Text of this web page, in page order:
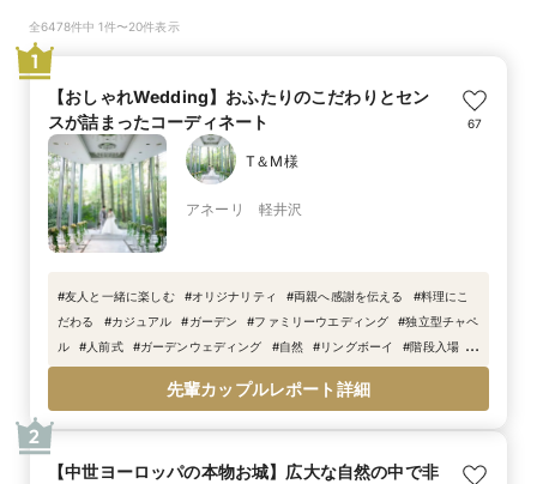
全6478件中 1件〜20件表示
1
【おしゃれWedding】おふたりのこだわりとセン
スが詰まったコーディネート
67
T＆M様
アネーリ 軽井沢
#友人と一緒に楽しむ #オリジナリティ #両親へ感謝を伝える #料理にこ
だわる
#カジュアル #ガーデン #ファミリーウエディング #独立型チャペ
ル
#人前式 #ガーデンウェディング #自然 #リングボーイ #階段入場
#
リングガール
#おしゃれ #ウェディングケーキ #ガラス張り #ウェルカム
全面ガラス張りチャペル #フラワーガール
先輩カップルレポート詳細
2
【中世ヨーロッパの本物お城】広大な自然の中で非